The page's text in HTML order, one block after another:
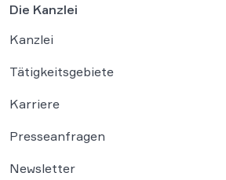
Die Kanzlei
Kanzlei
Tätigkeitsgebiete
Karriere
Presseanfragen
Newsletter